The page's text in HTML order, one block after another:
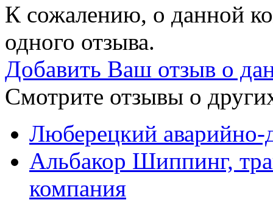
К сожалению, о данной
одного отзыва.
Добавить Ваш отзыв о
Смотрите отзывы о
Люберецкий аварийно-
Альбакор Шиппинг,
компания